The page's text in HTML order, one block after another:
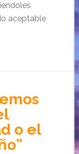
aceptable
o el